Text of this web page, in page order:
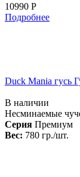
10990 Р
Подробнее
Duck Mania гусь
В наличии
Несминаемые
Серия Премиум
Вес: 780 гр./шт.